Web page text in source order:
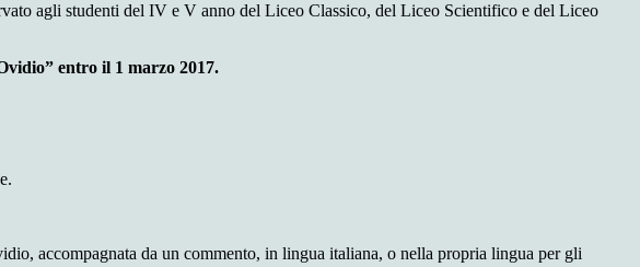
agli studenti del IV e V anno del Liceo Classico, del Liceo Scientifico e del Liceo
entro il 1 marzo 2017.
accompagnata da un commento, in lingua italiana, o nella propria lingua per gli